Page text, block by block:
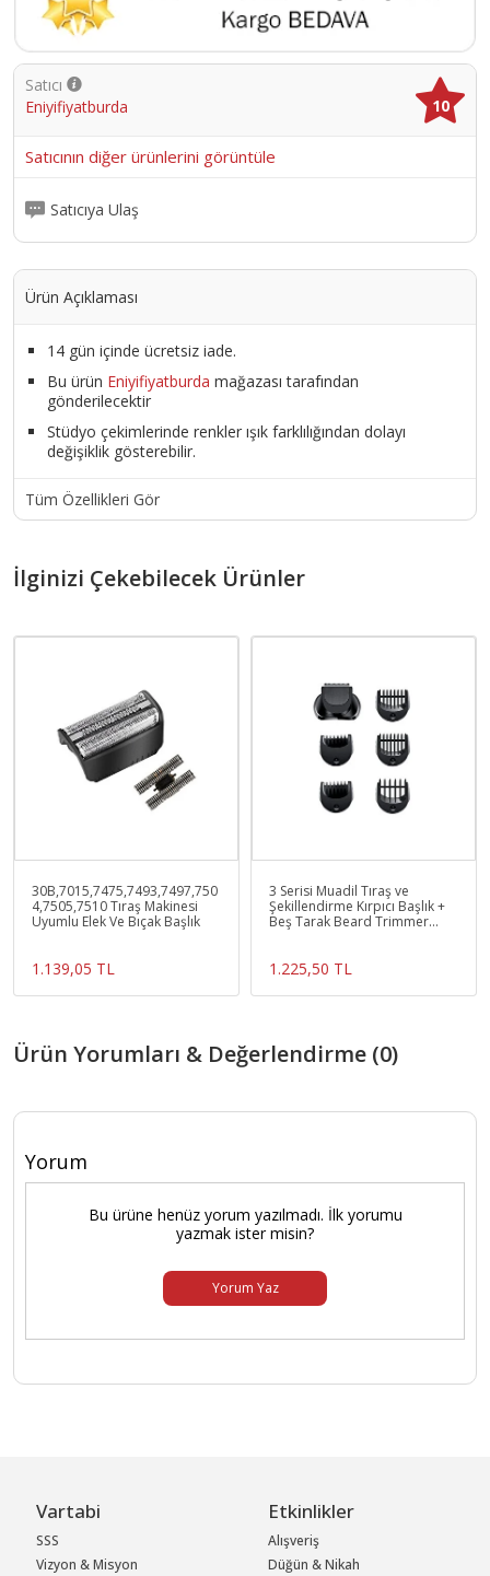
Satıcı
Eniyifiyatburda
10
Satıcının diğer ürünlerini görüntüle
Satıcıya Ulaş
Ürün Açıklaması
14 gün içinde ücretsiz iade.
Bu ürün Eniyifiyatburda mağazası tarafından
gönderilecektir
Stüdyo çekimlerinde renkler ışık farklılığından dolayı
değişiklik gösterebilir.
Tüm Özellikleri Gör
İlginizi Çekebilecek Ürünler
30B,7015,7475,7493,7497,750
4,7505,7510 Tıraş Makinesi
Uyumlu Elek Ve Bıçak Başlık
1.139,05 TL
3 Serisi Muadil Tıraş ve
Şekillendirme Kırpıcı Başlık +
Beş Tarak Beard Trimmer
1.225,50 TL
Ürün Yorumları & Değerlendirme (0)
Yorum
Bu ürüne henüz yorum yazılmadı. İlk yorumu
yazmak ister misin?
Yorum Yaz
Vartabi
SSS
Vizyon & Misyon
Etkinlikler
Alışveriş
Düğün & Nikah